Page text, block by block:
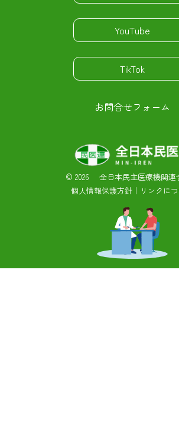
YouTube
TikTok
お問合せフォーム
© 2026 全日本民主医療機関
個人情報保護方針 ｜ リンクに